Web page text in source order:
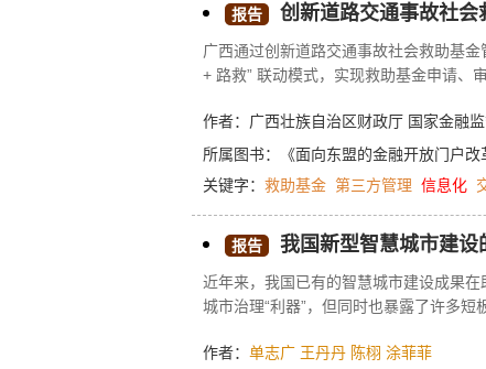
报告 创新道路交通事故社会
广西通过创新道路交通事故社会救助基
+ 路救” 联动模式，实现救助基金申请、
元。通过制度、模式、手段创新，为事
试点范例。
作者：广西壮族自治区财政厅 国家金融
所属图书：
《面向东盟的金融开放门户
关键字： 救助基金 第三方管理 信息化
报告 我国新型智慧城市建
近年来，我国已有的智慧城市建设成果
城市治理“利器”，但同时也暴露了许多短
在的不足。本文研究认为，应建立更加
作者： 单志广 王丹丹 陈栩 涂菲菲